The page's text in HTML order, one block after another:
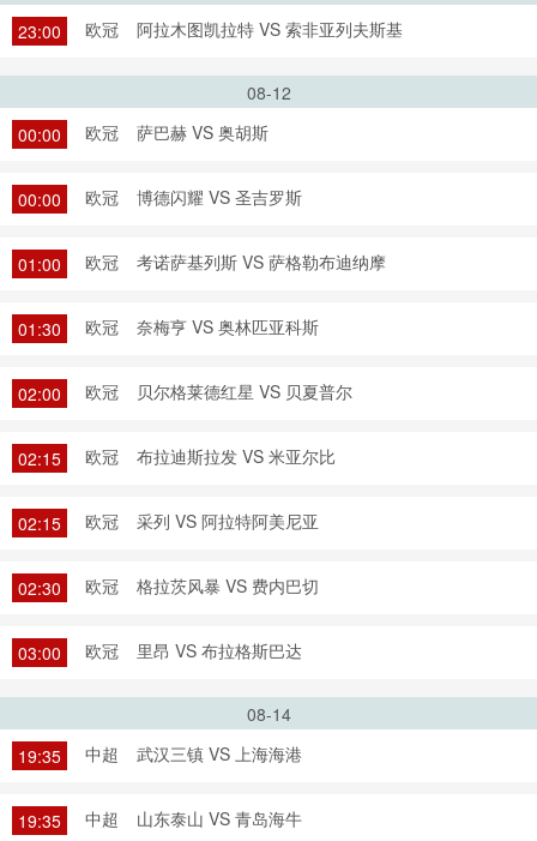
23:00
欧冠 阿拉木图凯拉特 VS 索非亚列夫斯基
08-12
00:00
欧冠 萨巴赫 VS 奥胡斯
00:00 欧冠 博德闪耀 VS 圣吉罗斯
01:00 欧冠 考诺萨基列斯 VS 萨格勒布迪纳摩
01:30 欧冠 奈梅亨 VS 奥林匹亚科斯
02:00 欧冠 贝尔格莱德红星 VS 贝夏普尔
02:15 欧冠 布拉迪斯拉发 VS 米亚尔比
02:15 欧冠 采列 VS 阿拉特阿美尼亚
02:30 欧冠 格拉茨风暴 VS 费内巴切
03:00 欧冠 里昂 VS 布拉格斯巴达
08-14
19:35
中超 武汉三镇 VS 上海海港
19:35 中超 山东泰山 VS 青岛海牛